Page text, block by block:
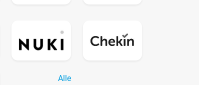
Alle